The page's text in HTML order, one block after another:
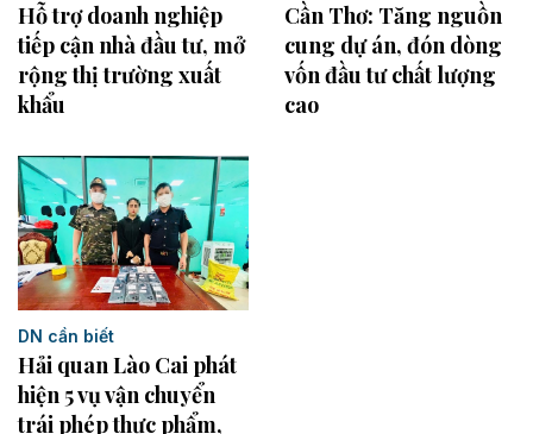
Hỗ trợ doanh nghiệp
tiếp cận nhà đầu tư, mở
rộng thị trường xuất
khẩu
Cần Thơ: Tăng nguồn
cung dự án, đón dòng
vốn đầu tư chất lượng
cao
DN cần biết
Hải quan Lào Cai phát
hiện 5 vụ vận chuyển
trái phép thực phẩm,